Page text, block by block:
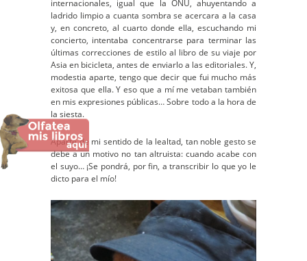
internacionales, igual que la ONU, ahuyentando a
ladrido limpio a cuanta sombra se acercara a la casa
y, en concreto, al cuarto donde ella, escuchando mi
concierto, intentaba concentrarse para terminar las
últimas correcciones de estilo al libro de su viaje por
Asia en bicicleta, antes de enviarlo a las editoriales. Y,
modestia aparte, tengo que decir que fui mucho más
exitosa que ella. Y eso que a mí me vetaban también
en mis expresiones públicas… Sobre todo a la hora de
la siesta.
Aparte de mi sentido de la lealtad, tan noble gesto se
debe a un motivo no tan altruista: cuando acabe con
el suyo… ¡Se pondrá, por fin, a transcribir lo que yo le
dicto para el mío!